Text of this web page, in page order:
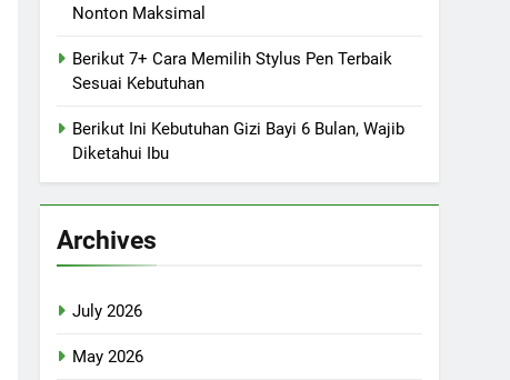
Nonton Maksimal
Berikut 7+ Cara Memilih Stylus Pen Terbaik
Sesuai Kebutuhan
Berikut Ini Kebutuhan Gizi Bayi 6 Bulan, Wajib
Diketahui Ibu
Archives
July 2026
May 2026